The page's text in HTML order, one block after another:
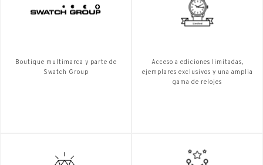
Boutique multimarca y parte de
Swatch Group
Acceso a ediciones limitadas,
ejemplares exclusivos y una amplia
gama de relojes